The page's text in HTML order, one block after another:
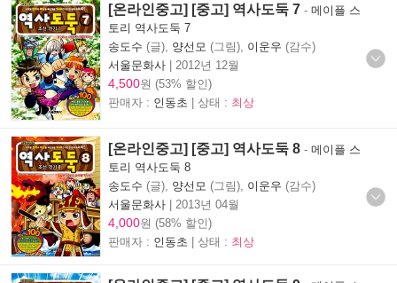
[온라인중고] [중고] 역사도둑 7 - 메이플 스
토리 역사도둑 7
송도수 (글), 양선모 (그림), 이운우 (감수)
서울문화사 | 2012년 12월
4,500원 (53% 할인)
판매자 : 인동초 | 상태 : 최상
[온라인중고] [중고] 역사도둑 8 - 메이플 스
토리 역사도둑 8
송도수 (글), 양선모 (그림), 이운우 (감수)
서울문화사 | 2013년 04월
4,000원 (58% 할인)
판매자 : 인동초 | 상태 : 최상